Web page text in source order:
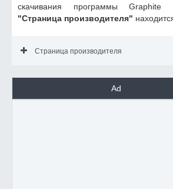
скачивания программы Graphite
"Страница производителя"
Страница производителя
Ad